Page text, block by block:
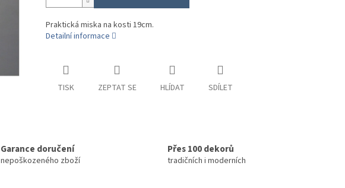
Praktická miska na kosti 19cm.
Detailní informace
TISK ZEPTAT SE HLÍDAT SDÍLET
Garance doručení
nepoškozeného zboží
Přes 100 dekorů
tradičních i moderních